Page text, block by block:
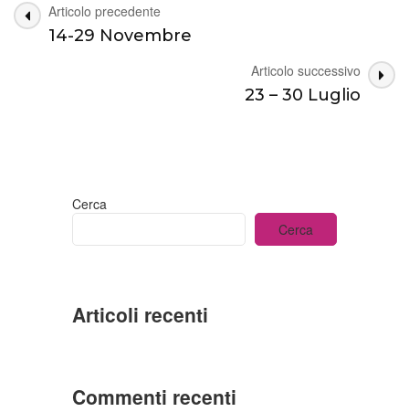
Navigazione
articoli
Articolo precedente
14-29 Novembre
Articolo successivo
23 – 30 Luglio
Cerca
Cerca
Articoli recenti
Commenti recenti